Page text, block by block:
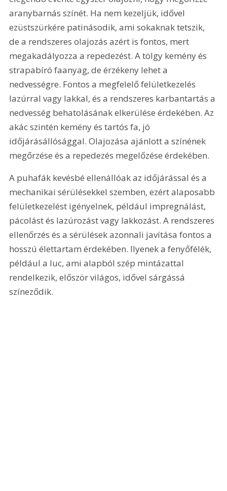
aranybarnás színét. Ha nem kezeljük, idővel
ezüstszürkére patinásodik, ami sokaknak tetszik,
de a rendszeres olajozás azért is fontos, mert
megakadályozza a repedezést. A tölgy kemény és
strapabíró faanyag, de érzékeny lehet a
nedvességre. Fontos a megfelelő felületkezelés
lazúrral vagy lakkal, és a rendszeres karbantartás a
nedvesség behatolásának elkerülése érdekében. Az
akác szintén kemény és tartós fa, jó
időjárásállósággal. Olajozása ajánlott a színének
megőrzése és a repedezés megelőzése érdekében.
A puhafák kevésbé ellenállóak az időjárással és a
mechanikai sérülésekkel szemben, ezért alaposabb
felületkezelést igényelnek, például impregnálást,
pácolást és lazúrozást vagy lakkozást. A rendszeres
ellenőrzés és a sérülések azonnali javítása fontos a
hosszú élettartam érdekében. Ilyenek a fenyőfélék,
például a luc, ami alapból szép mintázattal
rendelkezik, először világos, idővel sárgássá
színeződik.